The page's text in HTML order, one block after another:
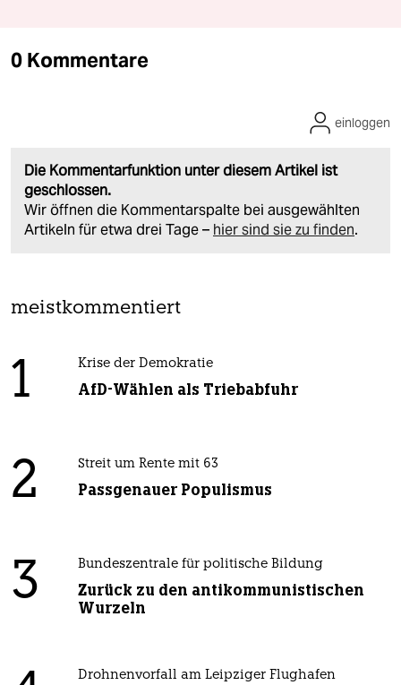
0 Kommentare
Die Kommentarfunktion unter diesem Artikel ist
geschlossen.
Wir öffnen die Kommentarspalte bei ausgewählten
Artikeln für etwa drei Tage – hier sind sie zu finden.
einloggen
meistkommentiert
1 Krise der Demokratie
AfD-Wählen als Triebabfuhr
2 Streit um Rente mit 63
Passgenauer Populismus
3 Bundeszentrale für politische Bildung
Zurück zu den antikommunistischen
Wurzeln
Drohnenvorfall am Leipziger Flughafen